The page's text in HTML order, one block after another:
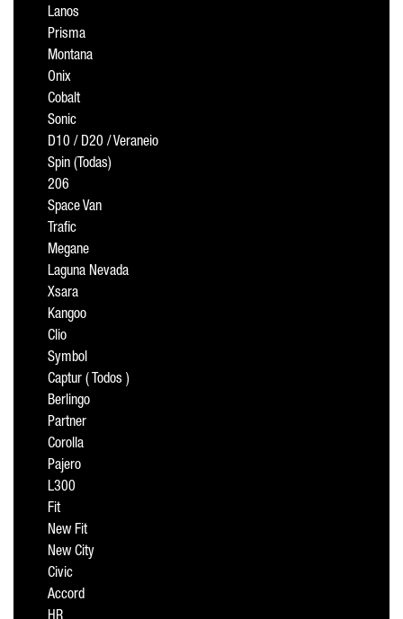
Lanos
Prisma
Montana
Onix
Cobalt
Sonic
D10 / D20 / Veraneio
Spin (Todas)
206
Space Van
Trafic
Megane
Laguna Nevada
Xsara
Kangoo
Clio
Symbol
Captur ( Todos )
Berlingo
Partner
Corolla
Pajero
L300
Fit
New Fit
New City
Civic
Accord